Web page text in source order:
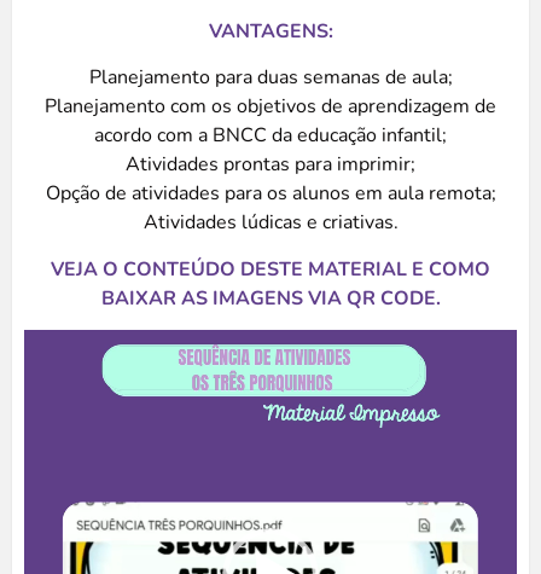
VANTAGENS:
Planejamento para duas semanas de aula;
Planejamento com os objetivos de aprendizagem de
acordo com a BNCC da educação infantil;
Atividades prontas para imprimir;
Opção de atividades para os alunos em aula remota;
Atividades lúdicas e criativas.
VEJA O CONTEÚDO DESTE MATERIAL E COMO
BAIXAR AS IMAGENS VIA QR CODE.
Tocador
de
vídeo